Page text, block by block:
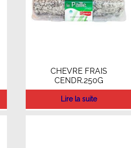
CHEVRE FRAIS
CENDR.250G
Lire la suite